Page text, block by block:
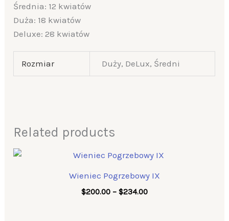
Średnia: 12 kwiatów
Duża: 18 kwiatów
Deluxe: 28 kwiatów
Rozmiar Duży, DeLux, Średni
Related products
Wieniec Pogrzebowy IX
$200.00 – $234.00
Price
range:
$200.00
through
$234.00